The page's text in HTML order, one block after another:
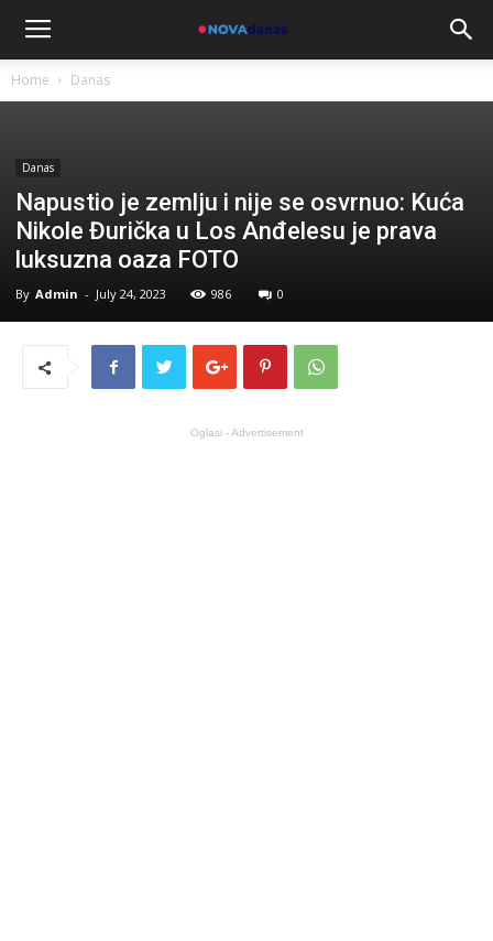
Home Danas
Danas
Napustio je zemlju i nije se osvrnuo: Kuća
Nikole Đurička u Los Anđelesu je prava
luksuzna oaza FOTO
By Admin - July 24, 2023 986 0
Oglasi - Advertisement